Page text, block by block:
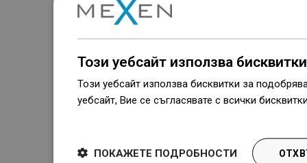
Този уебсайт използва бисквитки
Този уебсайт използва бисквитки за
уебсайт, Вие се съгласявате с всички
ПОКАЖЕТЕ ПОДРОБНОСТИ